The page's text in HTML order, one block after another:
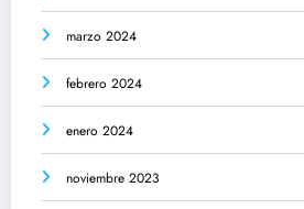
marzo 2024
febrero 2024
enero 2024
noviembre 2023